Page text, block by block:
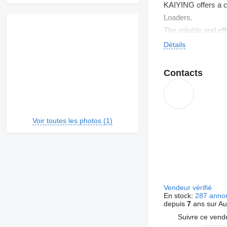
Voir toutes les photos (1)
KAIYING offers a
Loaders.
The reliable and
You can put your
and our used
Using global
Détails
Contacts
Vendeur vérifié
En stock: 287
depuis 7ans sur
Suivre ce